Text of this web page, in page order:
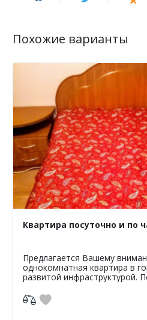
Похожие варианты
Квартира посуточно и по
Предлагается Вашему
однокомнатная квартира в
развитой инфраструктурой.
общественного транспорт...